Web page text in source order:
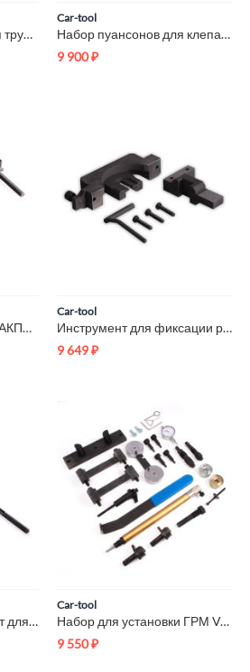
Труборасширитель для труб PEX, ручной с насадками 16-20-25-32...
Car-tool
Набор пуансонов для клепального станка Car-Tool CT-N0919
9 900₽
Опора монтажная для АКПП A4AF3 Car-Tool CT-R038
Car-tool
Инструмент для фиксации распредвалов N42/N46 Car-Tool CT-2017
9 649₽
Монтажный инструмент для АКПП ZF6HP19 Car-Tool CT-R021
Car-tool
Набор для установки ГРМ VAG Car-Tool CT-D1413
9 550₽